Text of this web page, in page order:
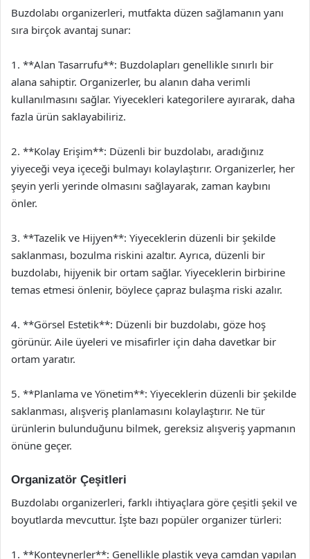
Buzdolabı organizerleri, mutfakta düzen sağlamanın yanı
sıra birçok avantaj sunar:
1. **Alan Tasarrufu**: Buzdolapları genellikle sınırlı bir
alana sahiptir. Organizerler, bu alanın daha verimli
kullanılmasını sağlar. Yiyecekleri kategorilere ayırarak, daha
fazla ürün saklayabiliriz.
2. **Kolay Erişim**: Düzenli bir buzdolabı, aradığınız
yiyeceği veya içeceği bulmayı kolaylaştırır. Organizerler, her
şeyin yerli yerinde olmasını sağlayarak, zaman kaybını
önler.
3. **Tazelik ve Hijyen**: Yiyeceklerin düzenli bir şekilde
saklanması, bozulma riskini azaltır. Ayrıca, düzenli bir
buzdolabı, hijyenik bir ortam sağlar. Yiyeceklerin birbirine
temas etmesi önlenir, böylece çapraz bulaşma riski azalır.
4. **Görsel Estetik**: Düzenli bir buzdolabı, göze hoş
görünür. Aile üyeleri ve misafirler için daha davetkar bir
ortam yaratır.
5. **Planlama ve Yönetim**: Yiyeceklerin düzenli bir şekilde
saklanması, alışveriş planlamasını kolaylaştırır. Ne tür
ürünlerin bulunduğunu bilmek, gereksiz alışveriş yapmanın
önüne geçer.
Organizatör Çeşitleri
Buzdolabı organizerleri, farklı ihtiyaçlara göre çeşitli şekil ve
boyutlarda mevcuttur. İşte bazı popüler organizer türleri:
1. **Konteynerler**: Genellikle plastik veya camdan yapılan